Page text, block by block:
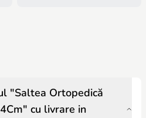
"Saltea Ortopedică
cu livrare in